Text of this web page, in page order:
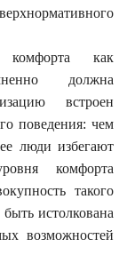
как
должна
встроен
поведения: чем
люди избегают
комфорта
такого
истолкована
возможностей